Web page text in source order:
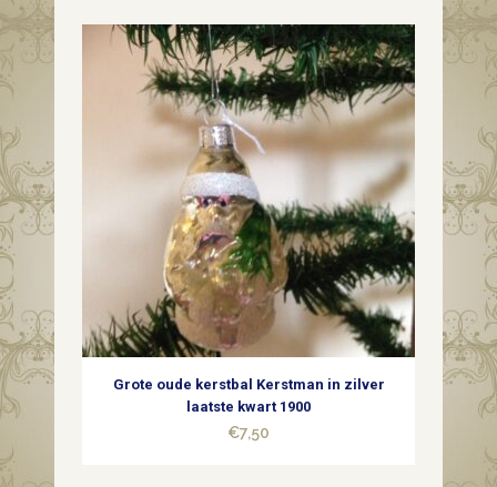
het
Grote oude kerstbal Kerstman in zilver
laatste kwart 1900
€7,50